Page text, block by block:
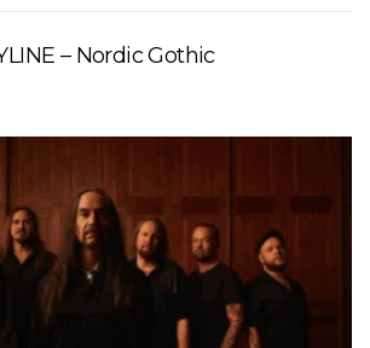
– Nordic Gothic